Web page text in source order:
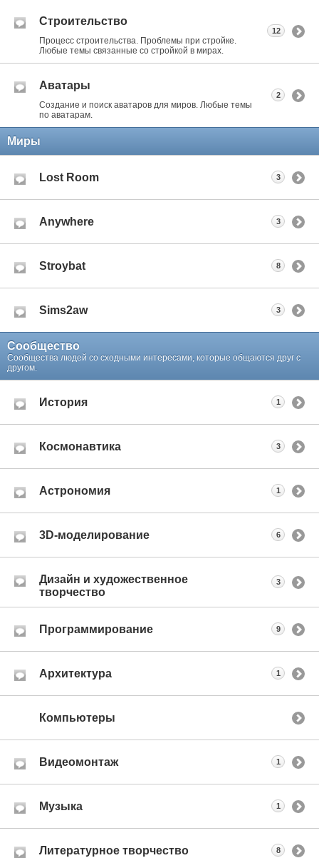
Строительство
Процесс строительства. Проблемы при стройке.
Любые темы связанные со стройкой в мирах.
12
Аватары
Создание и поиск аватаров для миров. Любые темы
по аватарам.
2
Миры
Lost Room 3
Anywhere 3
Stroybat 8
Sims2aw 3
Сообщество
Сообщества людей со сходными интересами, которые общаются друг с
другом.
История 1
Космонавтика 3
Астрономия 1
3D-моделирование 6
Дизайн и художественное
творчество
3
Программирование 9
Архитектура 1
Компьютеры
Видеомонтаж 1
Музыка 1
Литературное творчество 8